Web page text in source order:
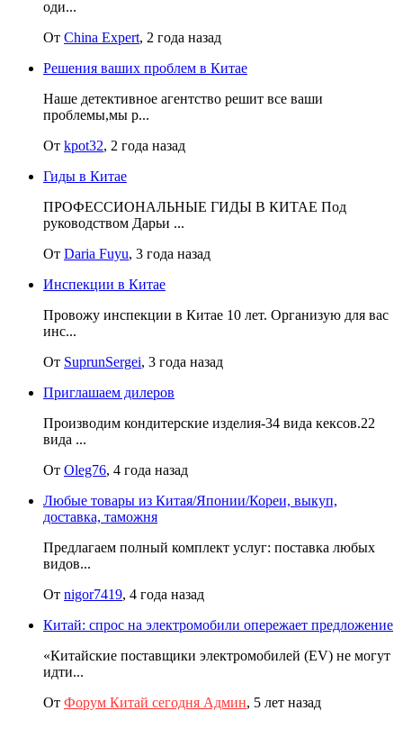
оди...
От China Expert, 2 года назад
Решения ваших проблем в Китае
Наше детективное агентство решит все ваши
проблемы,мы р...
От kpot32, 2 года назад
Гиды в Китае
ПРОФЕССИОНАЛЬНЫЕ ГИДЫ В КИТАЕ Под
руководством Дарьи ...
От Daria Fuyu, 3 года назад
Инспекции в Китае
Провожу инспекции в Китае 10 лет. Организую для вас
инс...
От SuprunSergei, 3 года назад
Приглашаем дилеров
Производим кондитерские изделия-34 вида кексов.22
вида ...
От Oleg76, 4 года назад
Любые товары из Китая/Японии/Кореи, выкуп,
доставка, таможня
Предлагаем полный комплект услуг: поставка любых
видов...
От nigor7419, 4 года назад
Китай: спрос на электромобили опережает предложение
«Китайские поставщики электромобилей (EV) не могут
идти...
От Форум Китай сегодня Админ, 5 лет назад